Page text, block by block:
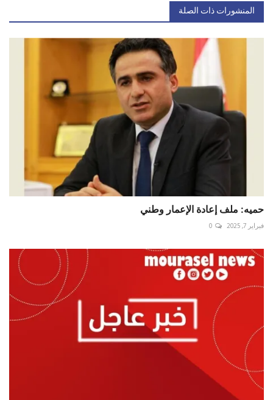
المنشورات ذات الصلة
حميه: ملف إعادة الإعمار وطني
فبراير 7, 2025 0